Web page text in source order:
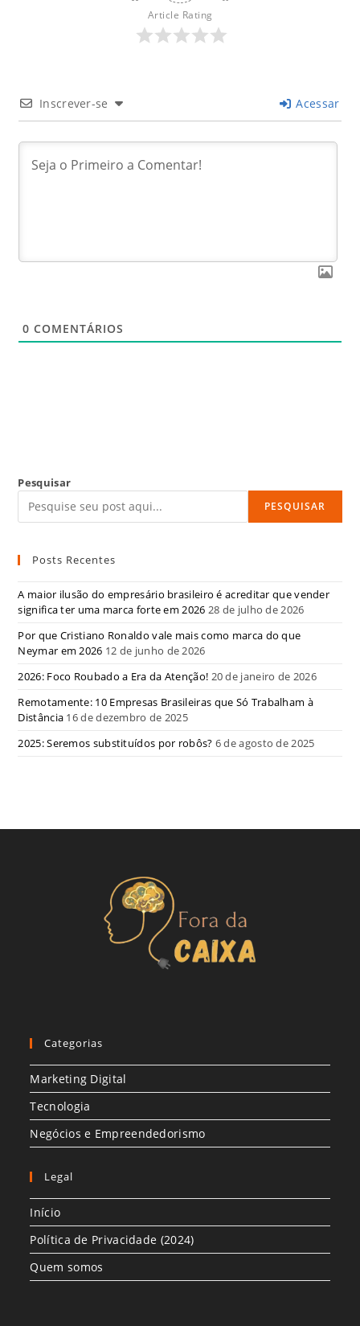
Article Rating
Inscrever-se Acessar
0 COMENTÁRIOS
Pesquisar
PESQUISAR
Posts Recentes
A maior ilusão do empresário brasileiro é acreditar que vender
significa ter uma marca forte em 2026 28 de julho de 2026
Por que Cristiano Ronaldo vale mais como marca do que
Neymar em 2026 12 de junho de 2026
2026: Foco Roubado a Era da Atenção! 20 de janeiro de 2026
Remotamente: 10 Empresas Brasileiras que Só Trabalham à
Distância 16 de dezembro de 2025
2025: Seremos substituídos por robôs? 6 de agosto de 2025
Categorias
Marketing Digital
Tecnologia
Negócios e Empreendedorismo
Legal
Início
Política de Privacidade (2024)
Quem somos